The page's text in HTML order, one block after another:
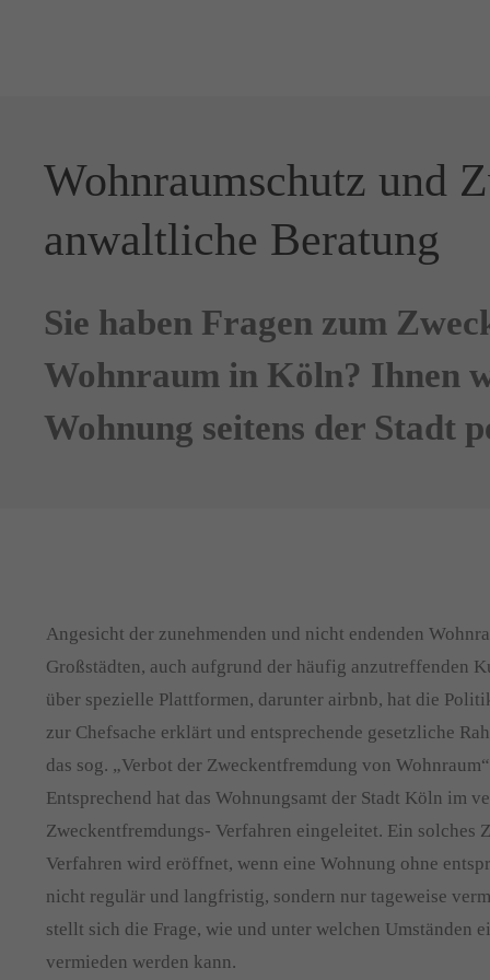
Wohnraumschutz und
anwaltliche Beratung
Sie haben Fragen zum
Wohnraum in Köln? Ihnen
Wohnung seitens der Stadt
Angesicht der zunehmenden und nicht endenden
Großstädten, auch aufgrund der häufig anzutreffenden
über spezielle Plattformen, darunter airbnb, hat die
zur Chefsache erklärt und entsprechende gesetzliche
das sog. „Verbot der Zweckentfremdung von
Entsprechend hat das Wohnungsamt der Stadt Köln im
Zweckentfremdungs- Verfahren eingeleitet. Ein solches
Verfahren wird eröffnet, wenn eine Wohnung ohne
nicht regulär und langfristig, sondern nur tageweise
stellt sich die Frage, wie und unter welchen Umständen
vermieden werden kann.